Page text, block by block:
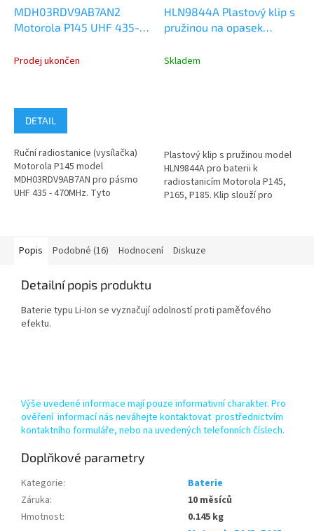
MDH03RDV9AB7AN2
Motorola P145 UHF 435-
Prodej ukončen
DETAIL
Ruční radiostanice (vysílačka)
Motorola P145 model
MDH03RDV9AB7AN pro pásmo
UHF 435 - 470MHz. Tyto
HLN9844A Plastový klip s
pružinou na opasek
Skladem
Plastový klip s pružinou model
HLN9844A pro baterii k
radiostanicím Motorola P145,
P165, P185. Klip slouží pro
Popis Podobné (16) Hodnocení Diskuze
Detailní popis produktu
Baterie typu Li-Ion se vyznačují odolností proti paměťového
efektu.
Výše uvedené informace mají pouze informativní charakter. Pro
ověření informací nás neváhejte kontaktovat prostřednictvím
kontaktního formuláře, nebo na uvedených telefonních číslech.
Doplňkové parametry
Kategorie:
Baterie
Záruka:
10 měsíců
Hmotnost:
0.145 kg